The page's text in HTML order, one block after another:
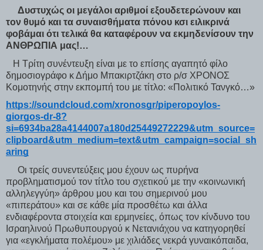
Δυστυχώς οι μεγάλοι αριθμοί εξουδετερώνουν και
τον θυμό και τα συναισθήματα πόνου κσι ειλικρινά
φοβάμαι ότι τελικά θα καταφέρουν να εκμηδενίσουν την
ΑΝΘΡΩΠΙΑ μας!…
Η Τρίτη συνέντευξη είναι με το επίσης αγαπητό φίλο
δημοσιογράφο κ Δήμο Μπακιρτζάκη στο ρ/σ ΧΡΟΝΟΣ
Κομοτηνής στην εκπομπή του με τίτλο: «Πολιτικό Τανγκό…»
https://soundcloud.com/xronosgr/piperopoylos-
giorgos-dr-8?
si=6934ba28a4144007a180d25449272229&utm_source=
clipboard&utm_medium=text&utm_campaign=social_sh
aring
Οι τρείς συνεντεύξεις μου έχουν ως πυρήνα
προβληματισμού τον τίτλο του σχετικού με την «κοινωνική
αλληλεγγύη» άρθρου μου και του σημερινού μου
«πιπεράτου» και σε κάθε μία προσθέτω και άλλα
ενδιαφέροντα στοιχεία και ερμηνείες, όπως τον κίνδυνο του
Ισραηλινού Πρωθυπουργού κ Νετανιάχου να κατηγορηθεί
για «εγκλήματα πολέμου» με χιλιάδες νεκρά γυναικόπαιδα,